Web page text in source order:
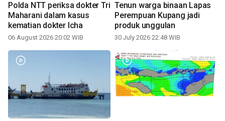
Polda NTT periksa dokter Tri
Maharani dalam kasus
kematian dokter Icha
06 August 2026 20:02 WIB
Tenun warga binaan Lapas
Perempuan Kupang jadi
produk unggulan
30 July 2026 22:48 WIB